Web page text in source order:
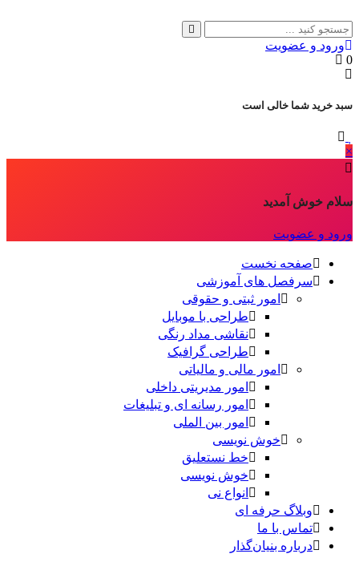
ورود و عضویت
0
سبد خرید شما خالی است
×
سلام خوش آمدید
ورود و عضویت
صفحه نخست
سرفصل های آموزشی
امور ثبتی و حقوقی
طراحی با موبایل
نقاشی مداد رنگی
طراحی گرافیک
امور مالی و مالیاتی
امور مدیریتی داخلی
امور رسانه ای و تبلیغات
امور بین الملی
خوش نویسی
خط نستعلیق
خوش نویسی
انواع نی
وبلاگ حرفه ای
تماس با ما
درباره بنیان‌گذار